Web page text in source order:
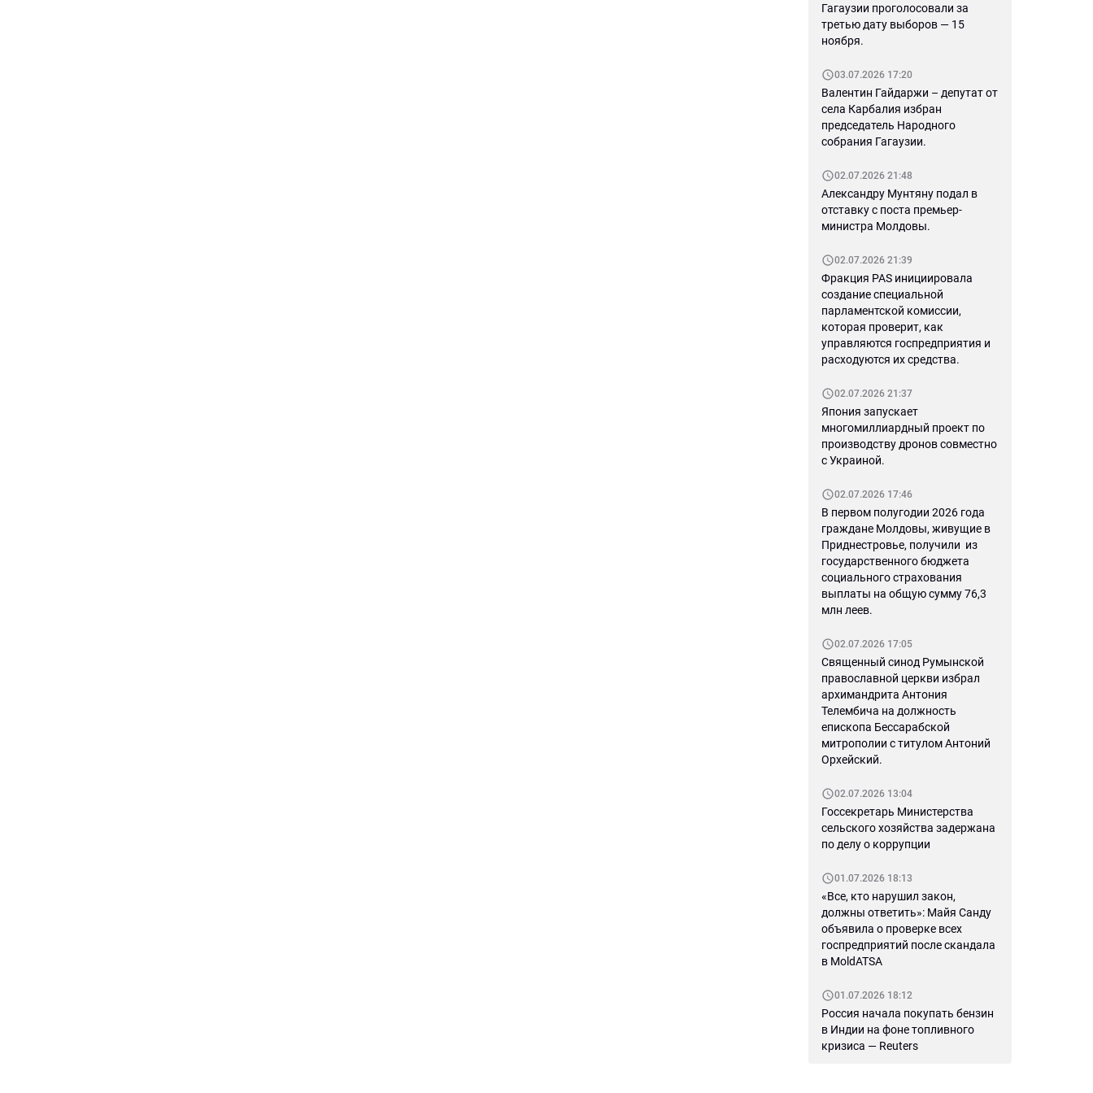
Гагаузии проголосовали за
третью дату выборов — 15
ноября.
03.07.2026 17:20
Валентин Гайдаржи – депутат от
села Карбалия избран
председатель Народного
собрания Гагаузии.
02.07.2026 21:48
Александру Мунтяну подал в
отставку с поста премьер-
министра Молдовы.
02.07.2026 21:39
Фракция PAS инициировала
создание специальной
парламентской комиссии,
которая проверит, как
управляются госпредприятия и
расходуются их средства.
02.07.2026 21:37
Япония запускает
многомиллиардный проект по
производству дронов совместно
с Украиной.
02.07.2026 17:46
В первом полугодии 2026 года
граждане Молдовы, живущие в
Приднестровье, получили из
государственного бюджета
социального страхования
выплаты на общую сумму 76,3
млн леев.
02.07.2026 17:05
Священный синод Румынской
православной церкви избрал
архимандрита Антония
Телембича на должность
епископа Бессарабской
митрополии с титулом Антоний
Орхейский.
02.07.2026 13:04
Госсекретарь Министерства
сельского хозяйства задержана
по делу о коррупции
01.07.2026 18:13
«Все, кто нарушил закон,
должны ответить»: Майя Санду
объявила о проверке всех
госпредприятий после скандала
в MoldATSA
01.07.2026 18:12
Россия начала покупать бензин
в Индии на фоне топливного
кризиса — Reuters